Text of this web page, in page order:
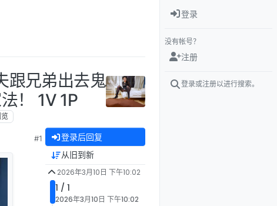
跟兄弟出去鬼
！ 1V 1P
#1 登录后回复
从旧到新
2026年3月10日 下午10:02
1 / 1
2026年3月10日 下午10:02
登录
没有帐号？
注册
登录或注册以进行搜索。